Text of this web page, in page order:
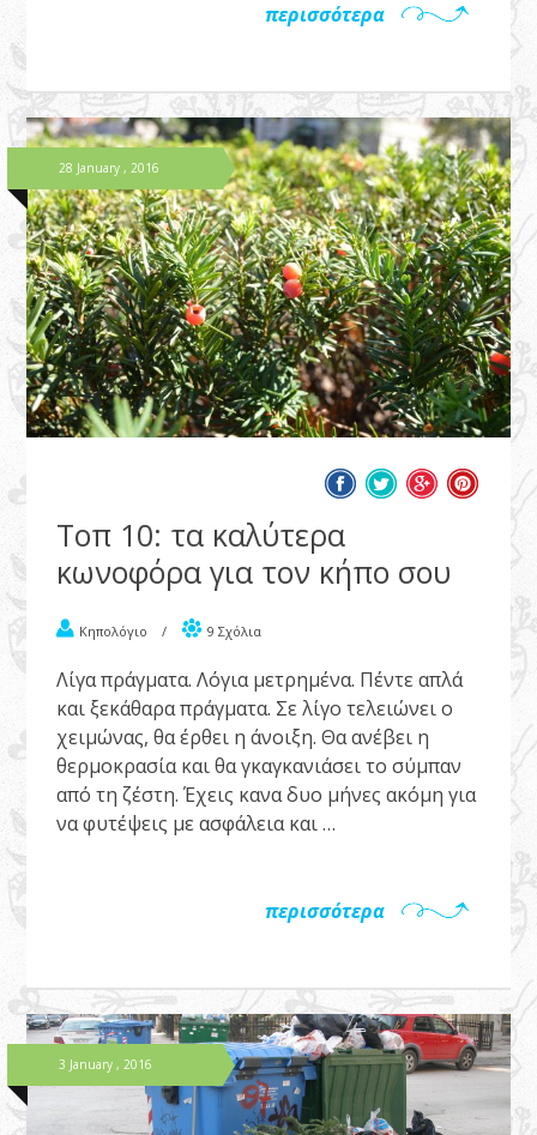
περισσότερα
28 January , 2016
Τοπ 10: τα καλύτερα
κωνοφόρα για τον κήπο σου
Κηπολόγιο / 9 Σχόλια
Λίγα πράγματα. Λόγια μετρημένα. Πέντε απλά
και ξεκάθαρα πράγματα. Σε λίγο τελειώνει ο
χειμώνας, θα έρθει η άνοιξη. Θα ανέβει η
θερμοκρασία και θα γκαγκανιάσει το σύμπαν
από τη ζέστη. Έχεις κανα δυο μήνες ακόμη για
να φυτέψεις με ασφάλεια και …
περισσότερα
3 January , 2016